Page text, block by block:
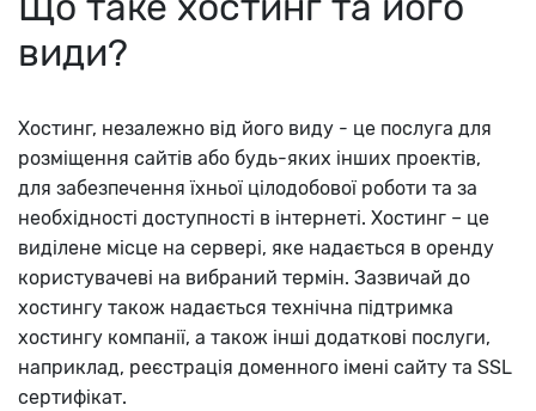
види?
Хостинг, незалежно від його виду - це послуга для
розміщення сайтів або будь-яких інших проектів,
для забезпечення їхньої цілодобової роботи та за
необхідності доступності в інтернеті. Хостинг – це
виділене місце на сервері, яке надається в оренду
користувачеві на вибраний термін. Зазвичай до
хостингу також надається технічна підтримка
хостингу компанії, а також інші додаткові послуги,
наприклад, реєстрація доменного імені сайту та SSL
сертифікат.